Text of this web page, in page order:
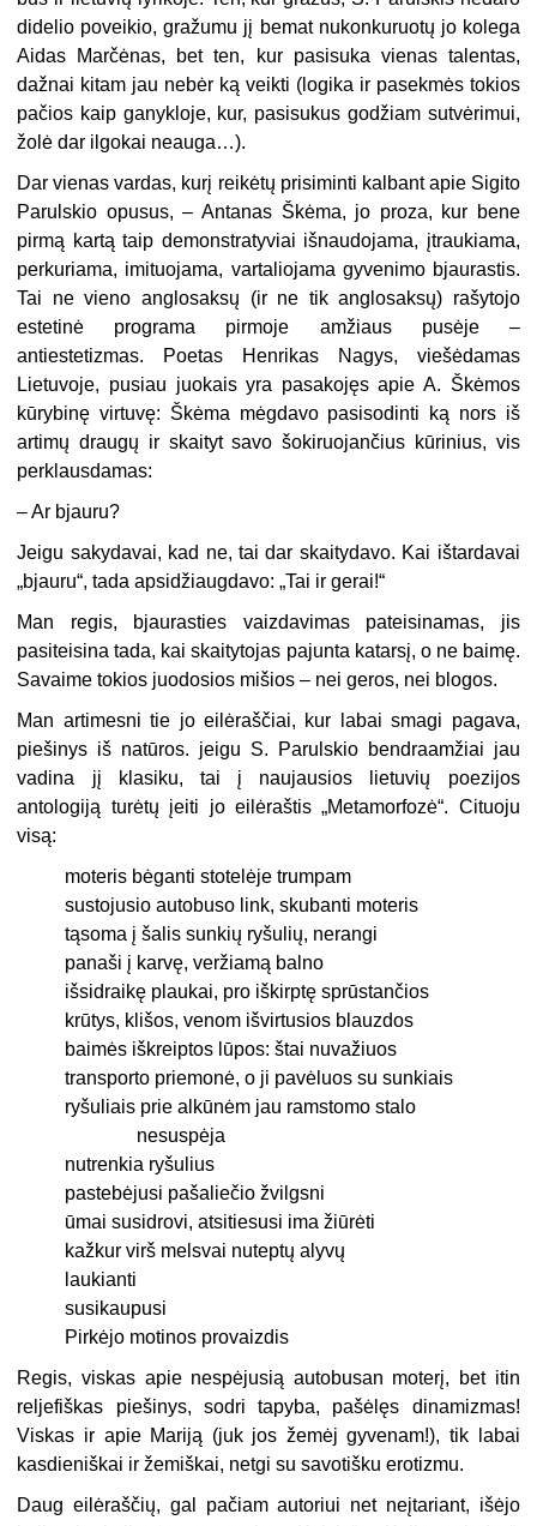
didelio poveikio, gražumu jį be­mat nukonkuruotų jo kolega
Aidas Marčė­nas, bet ten, kur pasisuka vienas talentas,
dažnai kitam jau nebėr ką veikti (logika ir pasekmės tokios
pačios kaip ganykloje, kur, pasisukus godžiam sutvėrimui,
žolė dar ilgokai neauga…).
Dar vienas vardas, kurį reikėtų prisiminti kalbant apie Sigito
Parulskio opusus, – Antanas Škėma, jo proza, kur bene
pirmą kartą taip demonstratyviai išnaudojama, įtraukiama,
perkuriama, imituojama, vartaliojama gyvenimo bjaurastis.
Tai ne vie­no anglosaksų (ir ne tik anglosaksų) rašy­tojo
estetinė programa pirmoje amžiaus pusėje –
antiestetizmas. Poetas Henrikas Nagys, viešėdamas
Lietuvoje, pusiau juo­kais yra pasakojęs apie A. Škėmos
kūry­binę virtuvę: Škėma mėgdavo pasisodinti ką nors iš
artimų draugų ir skaityt savo šokiruojančius kūrinius, vis
perklausdamas:
– Ar bjauru?
Jeigu sakydavai, kad ne, tai dar skaitydavo. Kai ištardavai
„bjauru“, tada apsidžiaugdavo: „Tai ir gerai!“
Man regis, bjaurasties vaizdavimas pateisinamas, jis
pasiteisina tada, kai skaitytojas pajunta katarsį, o ne baimę.
Savaime tokios juodosios mišios – nei geros, nei blogos.
Man artimesni tie jo eilėraščiai, kur labai smagi pagava,
piešinys iš natūros. jeigu S. Parulskio bendraamžiai jau
vadina jį klasiku, tai į naujausios lietuvių poezijos
antologiją turėtų įeiti jo eilėraštis „Metamorfozė“. Cituoju
visą:
moteris bėganti stotelėje trumpam
sustojusio autobuso link, skubanti moteris
tąsoma į šalis sunkių ryšulių, nerangi
panaši į karvę, veržiamą balno
išsidraikę plaukai, pro iškirptę sprūstančios
krūtys, klišos, venom išvirtusios blauzdos
baimės iškreiptos lūpos: štai nuvažiuos
transporto priemonė, o ji pavėluos su sunkiais
ryšuliais prie alkūnėm jau ramstomo stalo
nesuspėja
nutrenkia ryšulius
pastebėjusi pašaliečio žvilgsni
ūmai susidrovi, atsitiesusi ima žiūrėti
kažkur virš melsvai nuteptų alyvų
laukianti
susikaupusi
Pirkėjo motinos provaizdis
Regis, viskas apie nespėjusią autobusan moterį, bet itin
reljefiškas piešinys, sodri tapyba, pašėlęs dinamizmas!
Viskas ir apie Mariją (juk jos žemėj gyvenam!), tik labai
kasdieniškai ir žemiškai, netgi su savotišku erotizmu.
Daug eilėraščių, gal pačiam autoriui net neįtariant, išėjo